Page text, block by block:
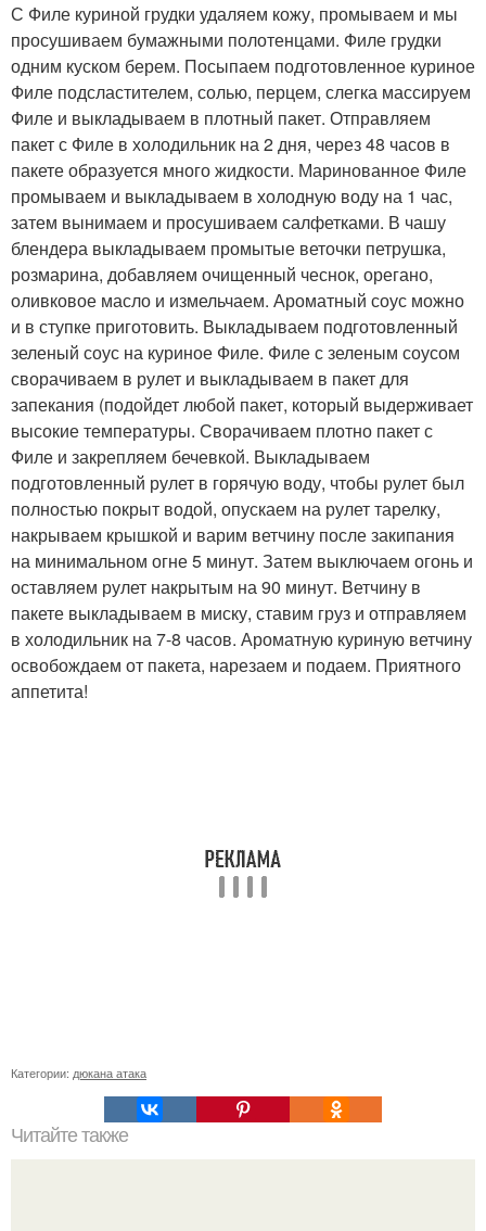
С Филе куриной грудки удаляем кожу, промываем и мы
просушиваем бумажными полотенцами. Филе грудки
одним куском берем. Посыпаем подготовленное куриное
Филе подсластителем, солью, перцем, слегка массируем
Филе и выкладываем в плотный пакет. Отправляем
пакет с Филе в холодильник на 2 дня, через 48 часов в
пакете образуется много жидкости. Маринованное Филе
промываем и выкладываем в холодную воду на 1 час,
затем вынимаем и просушиваем салфетками. В чашу
блендера выкладываем промытые веточки петрушка,
розмарина, добавляем очищенный чеснок, орегано,
оливковое масло и измельчаем. Ароматный соус можно
и в ступке приготовить. Выкладываем подготовленный
зеленый соус на куриное Филе. Филе с зеленым соусом
сворачиваем в рулет и выкладываем в пакет для
запекания (подойдет любой пакет, который выдерживает
высокие температуры. Сворачиваем плотно пакет с
Филе и закрепляем бечевкой. Выкладываем
подготовленный рулет в горячую воду, чтобы рулет был
полностью покрыт водой, опускаем на рулет тарелку,
накрываем крышкой и варим ветчину после закипания
на минимальном огне 5 минут. Затем выключаем огонь и
оставляем рулет накрытым на 90 минут. Ветчину в
пакете выкладываем в миску, ставим груз и отправляем
в холодильник на 7-8 часов. Ароматную куриную ветчину
освобождаем от пакета, нарезаем и подаем. Приятного
аппетита!
Категории: дюкана атака
Читайте также